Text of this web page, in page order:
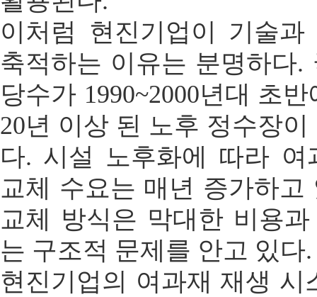
이처럼 현진기업이 기술
축적하는 이유는 분명하다.
당수가 1990~2000년대 초
20년 이상 된 노후 정수장
다. 시설 노후화에 따라 여
교체 수요는 매년 증가하고
교체 방식은 막대한 비용
는 구조적 문제를 안고 있다.
현진기업의 여과재 재생 시